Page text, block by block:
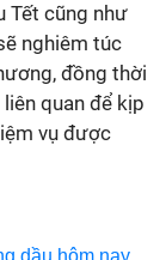
Tết cũng như
nghiêm túc
đồng thời
quan để kịp
vụ được